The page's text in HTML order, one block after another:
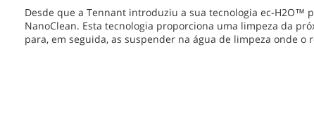
Desde que a Tennant introduziu a sua tecnologia ec-H2O™
NanoClean. Esta tecnologia proporciona uma limpeza da
para, em seguida, as suspender na água de limpeza onde